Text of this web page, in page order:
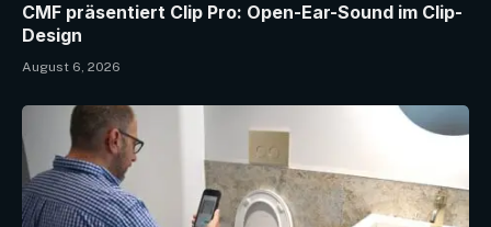
CMF präsentiert Clip Pro: Open-Ear-Sound im Clip-
Design
August 6, 2026